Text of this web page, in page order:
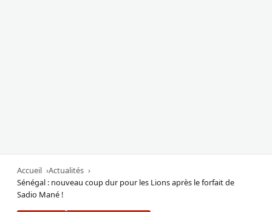
Accueil
Actualités
Sénégal : nouveau coup dur pour les Lions après le forfait de
Sadio Mané !